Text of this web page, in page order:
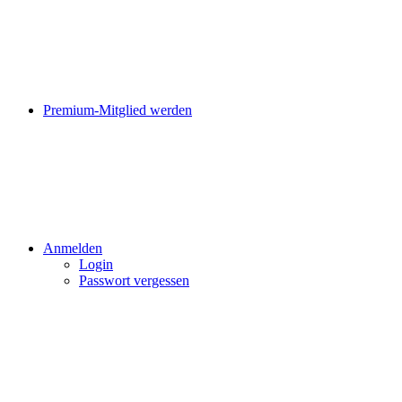
Premium-Mitglied werden
Anmelden
Login
Passwort vergessen